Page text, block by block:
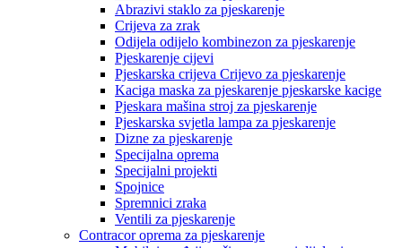
Abrazivi staklo za pjeskarenje
Crijeva za zrak
Odijela odijelo kombinezon za pjeskarenje
Pjeskarenje cijevi
Pjeskarska crijeva Crijevo za pjeskarenje
Kaciga maska za pjeskarenje pjeskarske kacige
Pjeskara mašina stroj za pjeskarenje
Pjeskarska svjetla lampa za pjeskarenje
Dizne za pjeskarenje
Specijalna oprema
Specijalni projekti
Spojnice
Spremnici zraka
Ventili za pjeskarenje
Contracor oprema za pjeskarenje